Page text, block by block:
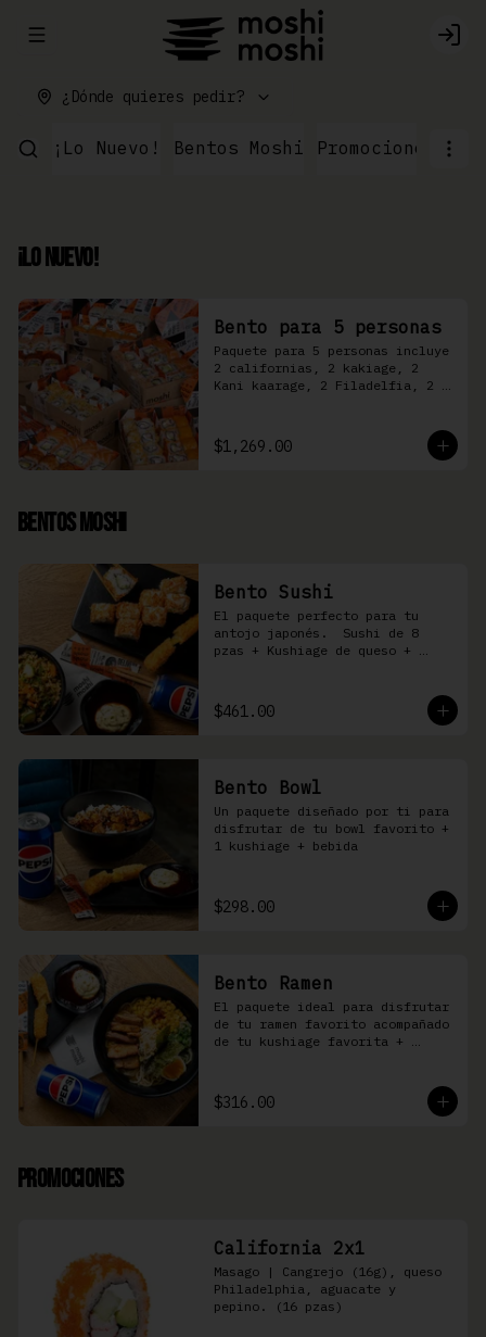
Abrir menu de navegación
¿Dónde quieres pedir?
¡Lo Nuevo! Bentos Moshi Promociones
¡Lo Nuevo!
Bento para 5 personas
Paquete para 5 personas incluye
2 californias, 2 kakiage, 2
Kani kaarage, 2 Filadelfia, 2
$1,269.00
Bentos Moshi
Bento Sushi
El paquete perfecto para tu
antojo japonés.  Sushi de 8
pzas + Kushiage de queso +
$461.00
Bento Bowl
Un paquete diseñado por ti para
disfrutar de tu bowl favorito +
1 kushiage + bebida
$298.00
Bento Ramen
El paquete ideal para disfrutar
de tu ramen favorito acompañado
de tu kushiage favorita +
$316.00
Promociones
California 2x1
Masago | Cangrejo (16g), queso
Philadelphia, aguacate y
pepino. (16 pzas)